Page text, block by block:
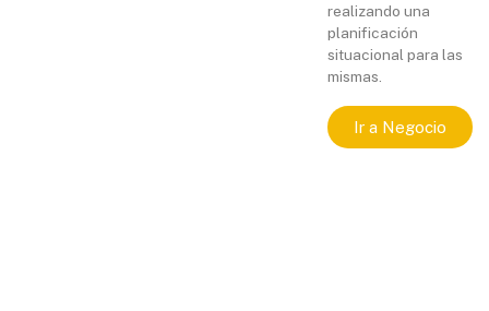
realizando una
planificación
situacional para las
mismas.
Ir a Negocio